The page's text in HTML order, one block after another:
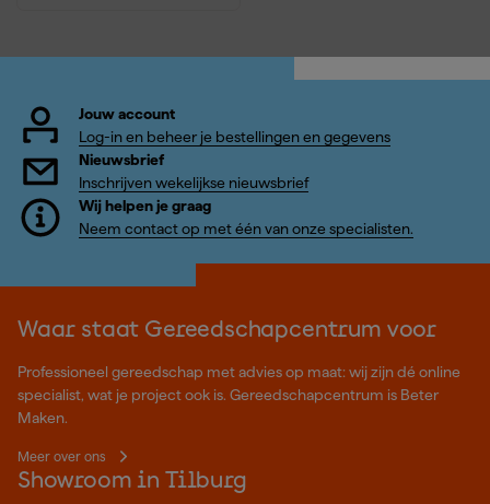
Jouw account
Log-in en beheer je bestellingen en gegevens
Nieuwsbrief
Inschrijven wekelijkse nieuwsbrief
Wij helpen je graag
Neem contact op met één van onze specialisten.
Waar staat Gereedschapcentrum voor
Professioneel gereedschap met advies op maat: wij zijn dé online
specialist, wat je project ook is. Gereedschapcentrum is Beter
Maken.
Meer over ons
Showroom in Tilburg